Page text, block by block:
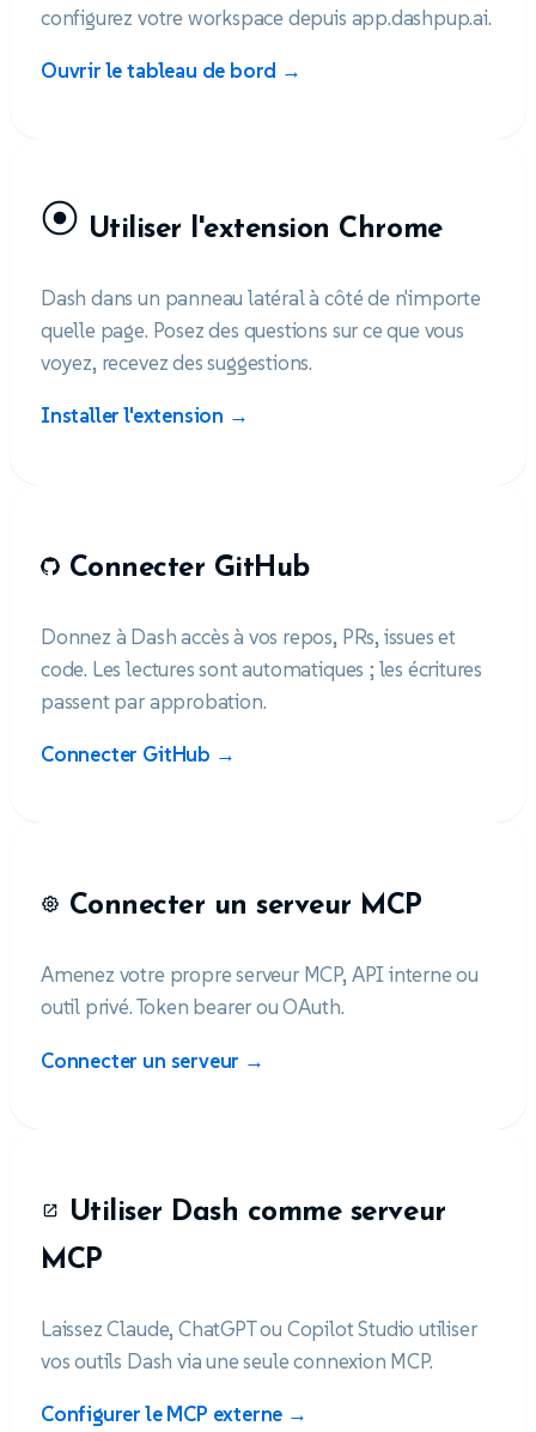
configurez votre workspace depuis app.dashpup.ai.
Ouvrir le tableau de bord →
Utiliser l'extension Chrome
Dash dans un panneau latéral à côté de n'importe
quelle page. Posez des questions sur ce que vous
voyez, recevez des suggestions.
Installer l'extension →
Connecter GitHub
Donnez à Dash accès à vos repos, PRs, issues et
code. Les lectures sont automatiques ; les écritures
passent par approbation.
Connecter GitHub →
Connecter un serveur MCP
Amenez votre propre serveur MCP, API interne ou
outil privé. Token bearer ou OAuth.
Connecter un serveur →
Utiliser Dash comme serveur
MCP
Laissez Claude, ChatGPT ou Copilot Studio utiliser
vos outils Dash via une seule connexion MCP.
Configurer le MCP externe →